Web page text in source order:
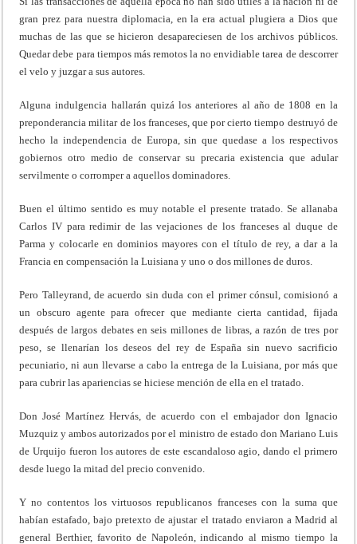
gran prez para nuestra diplomacia, en la era actual plugiera a Dios que
muchas de las que se hicieron desapareciesen de los archivos públicos.
Quedar debe para tiempos más remotos la no envidiable tarea de descorrer
el velo y juzgar a sus autores.
Alguna indulgencia hallarán quizá los anteriores al año de 1808 en la
preponderancia militar de los franceses, que por cierto tiempo destruyó de
hecho la independencia de Europa, sin que quedase a los respectivos
gobiernos otro medio de conservar su precaria existencia que adular
servilmente o corromper a aquellos dominadores.
Buen el último sentido es muy notable el presente tratado. Se allanaba
Carlos IV para redimir de las vejaciones de los franceses al duque de
Parma y colocarle en dominios mayores con el título de rey, a dar a la
Francia en compensación la Luisiana y uno o dos millones de duros.
Pero Talleyrand, de acuerdo sin duda con el primer cónsul, comisionó a
un obscuro agente para ofrecer que mediante cierta cantidad, fijada
después de largos debates en seis millones de libras, a razón de tres por
peso, se llenarían los deseos del rey de España sin nuevo sacrificio
pecuniario, ni aun llevarse a cabo la entrega de la Luisiana, por más que
para cubrir las apariencias se hiciese mención de ella en el tratado.
Don José Martínez Hervás, de acuerdo con el embajador don Ignacio
Muzquiz y ambos autorizados por el ministro de estado don Mariano Luis
de Urquijo fueron los autores de este escandaloso agio, dando el primero
desde luego la mitad del precio convenido.
Y no contentos los virtuosos republicanos franceses con la suma que
habían estafado, bajo pretexto de ajustar el tratado enviaron a Madrid al
general Berthier, favorito de Napoleón, indicando al mismo tiempo la